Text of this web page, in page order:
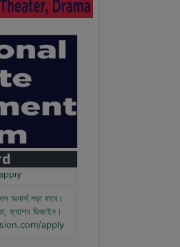
অনার্স পড়ার সুযোগ।
২ লক্ষ থেকে ৫ লক্ষ
ফ্যাশন ডিজাইন।
apply